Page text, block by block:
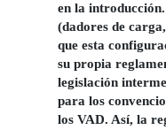
en la
(dadores de
que esta
su propia
legislación
para los
los VAD. Así, la